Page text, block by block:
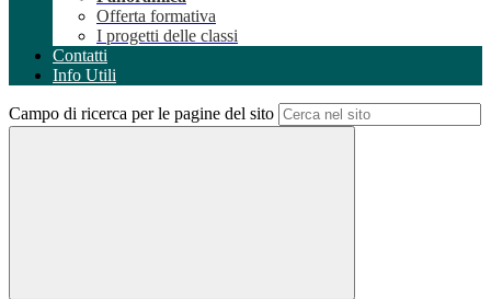
Offerta formativa
I progetti delle classi
Contatti
Info Utili
Campo di ricerca per le pagine del sito